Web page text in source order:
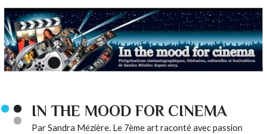
IN THE MOOD FOR CINEMA
Par Sandra Mézière. Le 7ème art raconté avec passion